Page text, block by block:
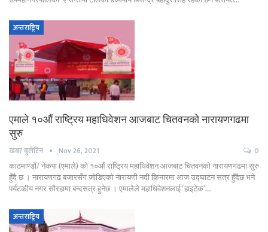
अन्तराष्ट्रिय
एमाले १०औं राष्ट्रिय महाधिवेशन आजबाट चितवनको नारायणगढमा
सुरु
खबर बुलेटिन Nov 26, 2021 0
काठमाण्डौं/ नेकपा (एमाले) को १०औं राष्ट्रिय महाधिवेशन आजबाट चितवनको नारायणगढमा सुरु
हुँदै छ । नारायणगढ बजारसँग जोडिएको नारायणी नदी किनारमा आज उद्घाटन सत्र हुँदैछ भने
पर्यटकीय नगर सौरहामा बन्दसत्र हुनेछ । एमालेले महाधिवेशनलाई ‘हाइटेक’…
अन्तराष्ट्रिय